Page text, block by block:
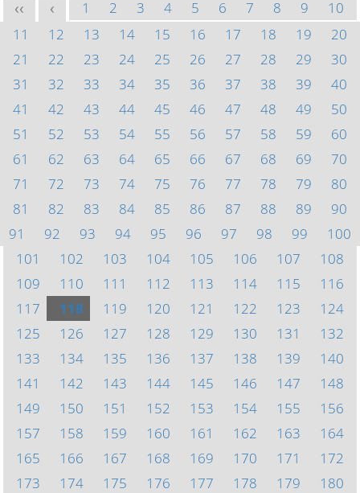
<< < 1 2 3 4 5 6 7 8 9
10
11
12 13 14 15 16 17 18 19
20
21
22 23 24 25 26 27 28 29
30
31
32 33 34 35 36 37 38 39
40
41
42 43 44 45 46 47 48 49
50
51
52 53 54 55 56 57 58 59
60
61
62 63 64 65 66 67 68 69
70
71
72 73 74 75 76 77 78 79
80
81
82 83 84 85 86 87 88 89
90
91
92 93 94 95 96 97 98 99
100
101
102 103 104 105 106 107
108
109
110 111 112 113 114 115
116
117
118 119 120 121 122 123
124
125
126 127 128 129 130 131
132
133
134 135 136 137 138 139
140
141
142 143 144 145 146 147
148
149
150 151 152 153 154 155
156
157
158 159 160 161 162 163
164
165
166 167 168 169 170 171
172
173
174 175 176 177 178 179
180